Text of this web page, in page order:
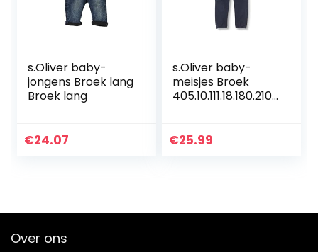
s.Oliver baby-
jongens Broek lang
Broek lang
€24.07
s.Oliver baby-
meisjes Broek
405.10.111.18.180.2107
€25.99
Over ons